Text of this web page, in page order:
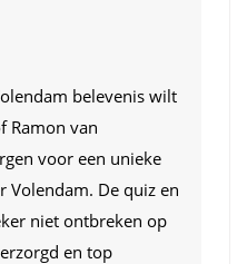
belevenis wilt
Ramon van
voor een unieke
Volendam. De quiz en
niet ontbreken op
en top